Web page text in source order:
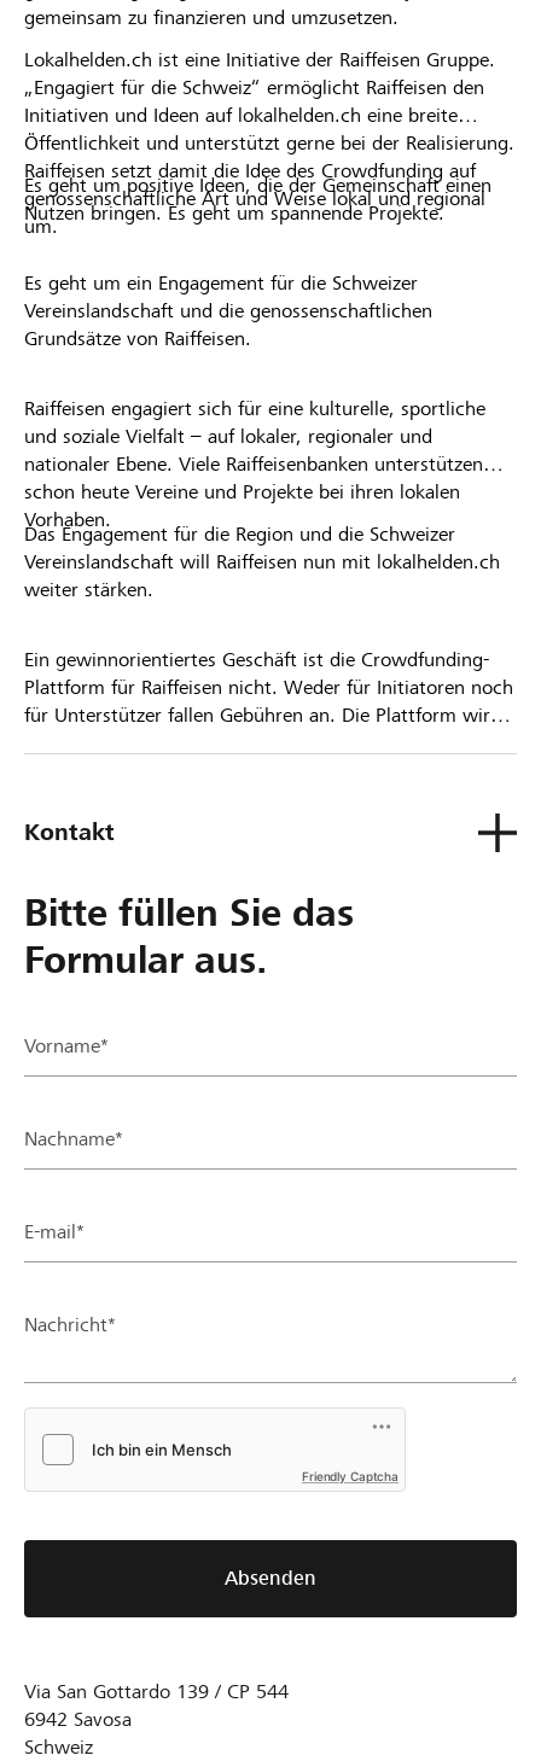
gemeinsam zu finanzieren und umzusetzen.
Lokalhelden.ch ist eine Initiative der Raiffeisen Gruppe.
„Engagiert für die Schweiz“ ermöglicht Raiffeisen den
Initiativen und Ideen auf lokalhelden.ch eine breite
Öffentlichkeit und unterstützt gerne bei der Realisierung.
Raiffeisen setzt damit die Idee des Crowdfunding auf
genossenschaftliche Art und Weise lokal und regional
um.
Es geht um positive Ideen, die der Gemeinschaft einen
Nutzen bringen. Es geht um spannende Projekte.
Es geht um ein Engagement für die Schweizer
Vereinslandschaft und die genossenschaftlichen
Grundsätze von Raiffeisen.
Raiffeisen engagiert sich für eine kulturelle, sportliche
und soziale Vielfalt – auf lokaler, regionaler und
nationaler Ebene. Viele Raiffeisenbanken unterstützen
schon heute Vereine und Projekte bei ihren lokalen
Vorhaben.
Das Engagement für die Region und die Schweizer
Vereinslandschaft will Raiffeisen nun mit lokalhelden.ch
weiter stärken.
Ein gewinnorientiertes Geschäft ist die Crowdfunding-
Plattform für Raiffeisen nicht. Weder für Initiatoren noch
für Unterstützer fallen Gebühren an. Die Plattform wird
Kontakt
Bitte füllen Sie das
Formular aus.
Vorname*
Nachname*
E-mail*
Nachricht*
Friendly Captcha
Absenden
Via San Gottardo 139 / CP 544
6942 Savosa
Schweiz